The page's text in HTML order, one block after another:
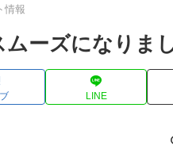
情報
ーズになりま
LINE